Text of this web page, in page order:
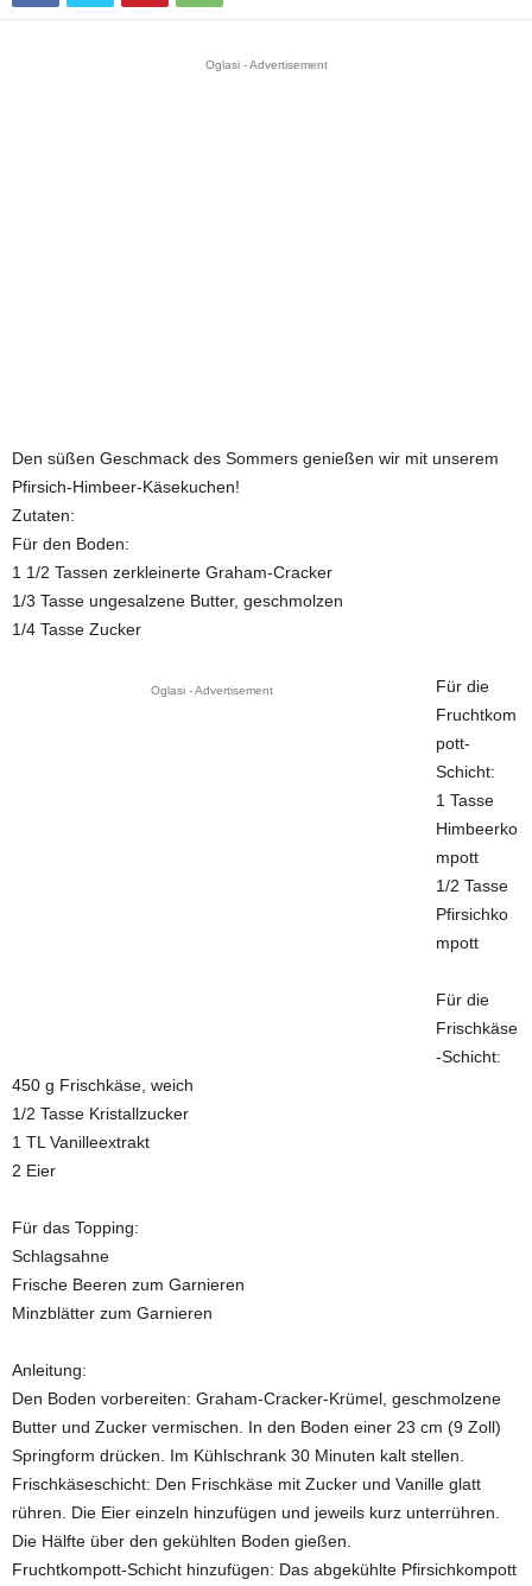
Oglasi - Advertisement
Den süßen Geschmack des Sommers genießen wir mit unserem
Pfirsich-Himbeer-Käsekuchen!
Zutaten:
Für den Boden:
1 1/2 Tassen zerkleinerte Graham-Cracker
1/3 Tasse ungesalzene Butter, geschmolzen
1/4 Tasse Zucker
Oglasi - Advertisement
Für die
Fruchtkom
pott-
Schicht:
1 Tasse
Himbeerko
mpott
1/2 Tasse
Pfirsichko
mpott
Für die
Frischkäse
-Schicht:
450 g Frischkäse, weich
1/2 Tasse Kristallzucker
1 TL Vanilleextrakt
2 Eier
Für das Topping:
Schlagsahne
Frische Beeren zum Garnieren
Minzblätter zum Garnieren
Anleitung:
Den Boden vorbereiten: Graham-Cracker-Krümel, geschmolzene
Butter und Zucker vermischen. In den Boden einer 23 cm (9 Zoll)
Springform drücken. Im Kühlschrank 30 Minuten kalt stellen.
Frischkäseschicht: Den Frischkäse mit Zucker und Vanille glatt
rühren. Die Eier einzeln hinzufügen und jeweils kurz unterrühren.
Die Hälfte über den gekühlten Boden gießen.
Fruchtkompott-Schicht hinzufügen: Das abgekühlte Pfirsichkompott